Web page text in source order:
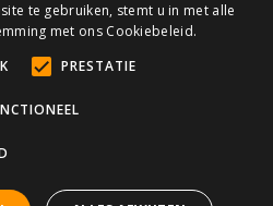
Shop
te gebruiken, stemt u in met alle
met ons Cookiebeleid.
PRESTATIE